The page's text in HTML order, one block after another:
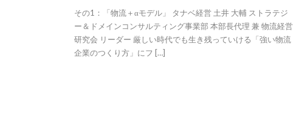
その1：「物流＋αモデル」 タナベ経営 土井 大輔 ストラテジ
ー＆ドメインコンサルティング事業部 本部長代理 兼 物流経営
研究会 リーダー 厳しい時代でも生き残っていける「強い物流
企業のつくり方」にフ […]